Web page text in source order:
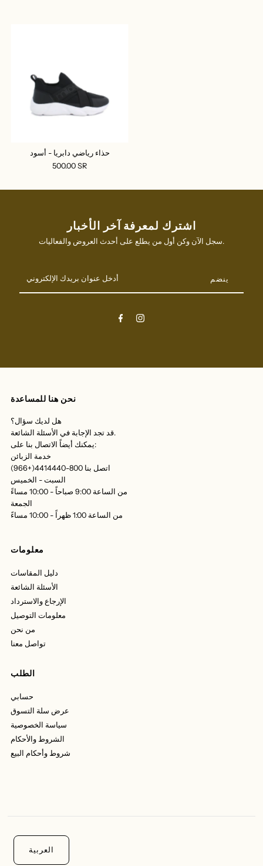
حذاء رياضي دابريا - أسود
500.00 SR
اشترك لمعرفة آخر الأخبار
سجل الآن وكن أول من يطلع على أحدث العروض والفعاليات.
عنوان
بريدك
نحن هنا للمساعدة
هل لديك سؤال؟
قد تجد الإجابة في الأسئلة الشائعة.
يمكنك أيضاً الاتصال بنا على:
خدمة الزبائن
اتصل بنا 800-4414440(+966)
السبت - الخميس
من الساعة 9:00 صباحاً - 10:00 مساءً
الجمعة
من الساعة 1:00 ظهراً - 10:00 مساءً
معلومات
دليل المقاسات
الأسئلة الشائعة
الإرجاع والاسترداد
معلومات التوصيل
من نحن
تواصل معنا
الطلب
حسابي
عرض سلة التسوق
سياسة الخصوصية
الشروط والأحكام
شروط وأحكام البيع
العربية